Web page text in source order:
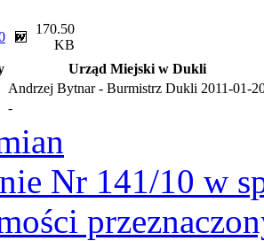
170.50
KB
Urząd Miejski w Dukli
Andrzej Bytnar - Burmistrz Dukli 2011-01-
-
Nr 141/10 w